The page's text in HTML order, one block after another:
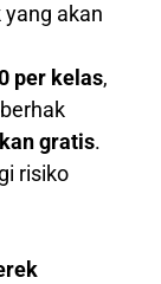
akan
per kelas,
gratis.
risiko